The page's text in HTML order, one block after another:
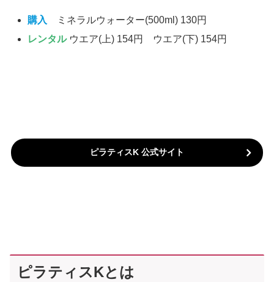
購入
ミネラルウォーター(500ml) 130円
レンタルウエア(上) 154円 ウエア(下) 154円
ピラティスK 公式サイト
ピラティスKとは